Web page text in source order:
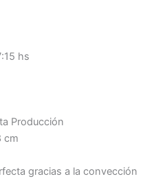
hs
Producción
cm
gracias a la convección